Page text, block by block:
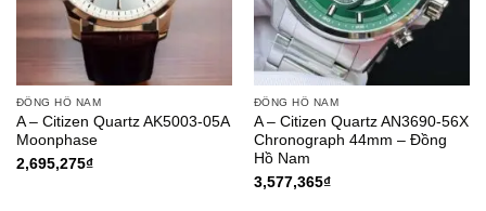
ĐỒNG HỒ NAM
A – Citizen Quartz AK5003-05A
Moonphase
2,695,275₫
ĐỒNG HỒ NAM
A – Citizen Quartz AN3690-56X
Chronograph 44mm – Đồng
Hồ Nam
3,577,365₫